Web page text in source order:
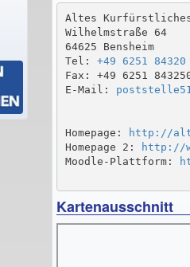
Altes Kurfürstliches
Wilhelmstraße 64
64625 Bensheim
Tel: +49 6251 84320
Fax: +49 6251
E-Mail:
Homepage:
http://
Homepage 2:
http://
Moodle-Plattform:
Kartenausschnitt